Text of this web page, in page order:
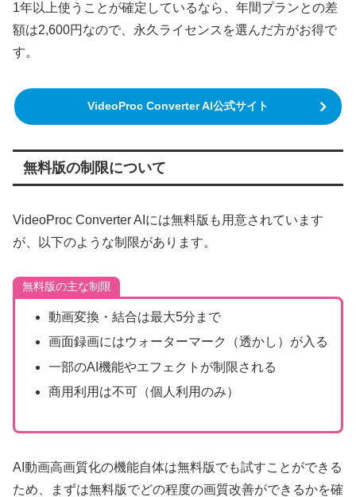
1年以上使うことが確定しているなら、年間プランとの差
額は2,600円なので、永久ライセンスを選んだ方がお得で
す。
VideoProc Converter AI公式サイト
無料版の制限について
VideoProc Converter AIには無料版も用意されています
が、以下のような制限があります。
無料版の主な制限
動画変換・結合は最大5分まで
画面録画にはウォーターマーク（透かし）が入る
一部のAI機能やエフェクトが制限される
商用利用は不可（個人利用のみ）
AI動画高画質化の機能自体は無料版でも試すことができる
ため、まずは無料版でどの程度の画質改善ができるかを確